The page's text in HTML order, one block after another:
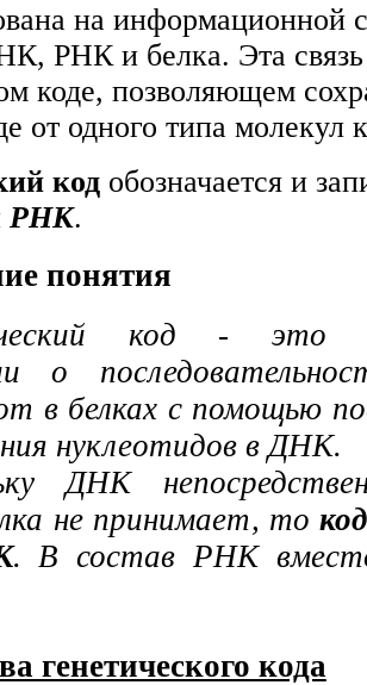
на информационной
РНК и белка. Эта связь
коде, позволяющем
от одного типа молекул
код обозначается и
РНК.
понятия
код - это
о
в белках с помощью
нуклеотидов в ДНК.
ДНК
не принимает, то
. В состав РНК
генетического кода